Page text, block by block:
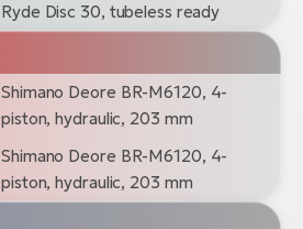
Ryde Disc 30, tubeless ready
Shimano Deore BR-M6120, 4-
piston, hydraulic, 203 mm
Shimano Deore BR-M6120, 4-
piston, hydraulic, 203 mm